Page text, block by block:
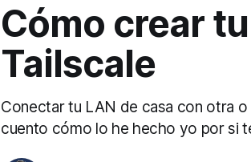
Cómo crear
Tailscale
Conectar tu LAN de casa con otra o
cuento cómo lo he hecho yo por si